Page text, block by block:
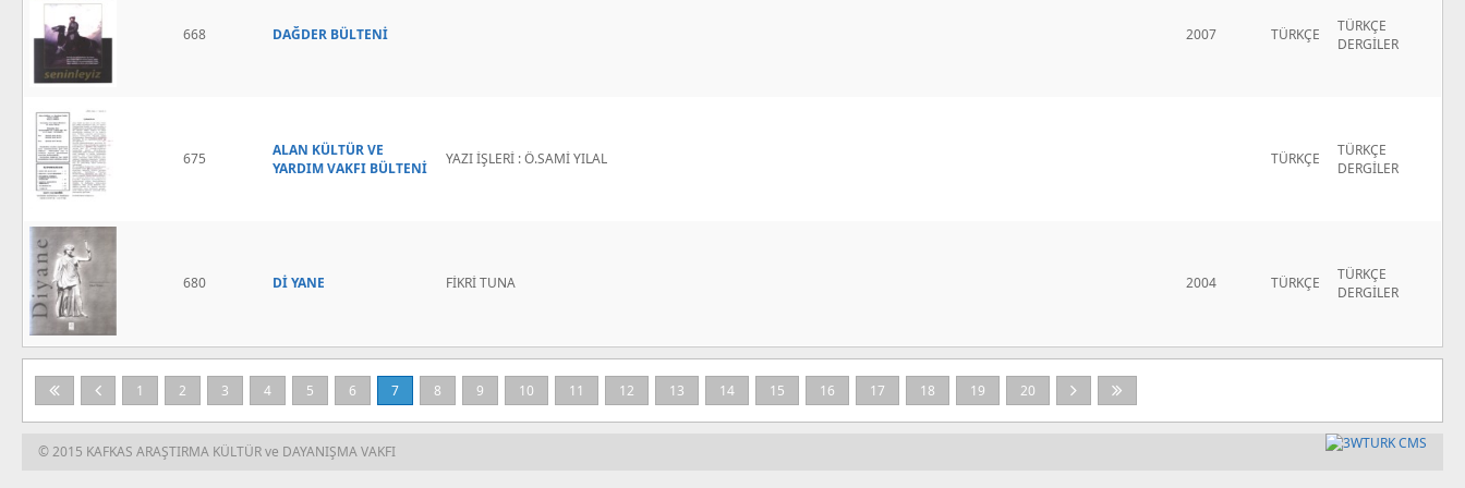
668 DAĞDER BÜLTENİ 2007 TÜRKÇE
TÜRKÇE
DERGİLER
675
ALAN KÜLTÜR VE
YARDIM VAKFI BÜLTENİ
YAZI İŞLERİ : Ö.SAMİ YILAL TÜRKÇE
TÜRKÇE
DERGİLER
680 Dİ YANE FİKRİ TUNA 2004 TÜRKÇE
TÜRKÇE
DERGİLER
1 2 3 4 5 6 7 8 9 10 11 12 13 14 15 16 17 18 19 20
© 2015 KAFKAS ARAŞTIRMA KÜLTÜR ve DAYANIŞMA VAKFI